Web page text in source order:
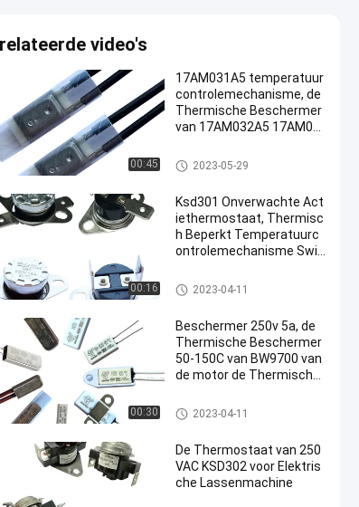
video's
00:45
17AM031A5 temperatuur
controlemechanisme, de
Thermische Beschermer
van 17AM032A5 17AM03
17AM thermische beschermer
2023-05-29
00:16
Ksd301 Onverwachte Act
iethermostaat, Thermisc
h Beperkt Temperatuurc
ontrolemechanisme Swit
KSD301 bimetaalthermostaat
2023-04-11
00:30
Beschermer 250v 5a, de
Thermische Beschermer
50-150C van BW9700 van
de motor de Thermische
KSD301 bimetaalthermostaat
2023-04-11
De Thermostaat van 250
VAC KSD302 voor Elektris
che Lassenmachine